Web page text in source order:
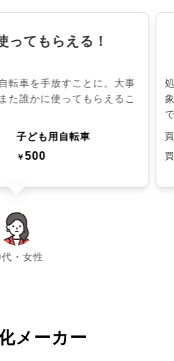
ってもらえる！
転車を手放すことに。大事
た誰かに使ってもらえるこ
子ども用自転車
￥500
・女性
chevron_left chevron_right
メーカー